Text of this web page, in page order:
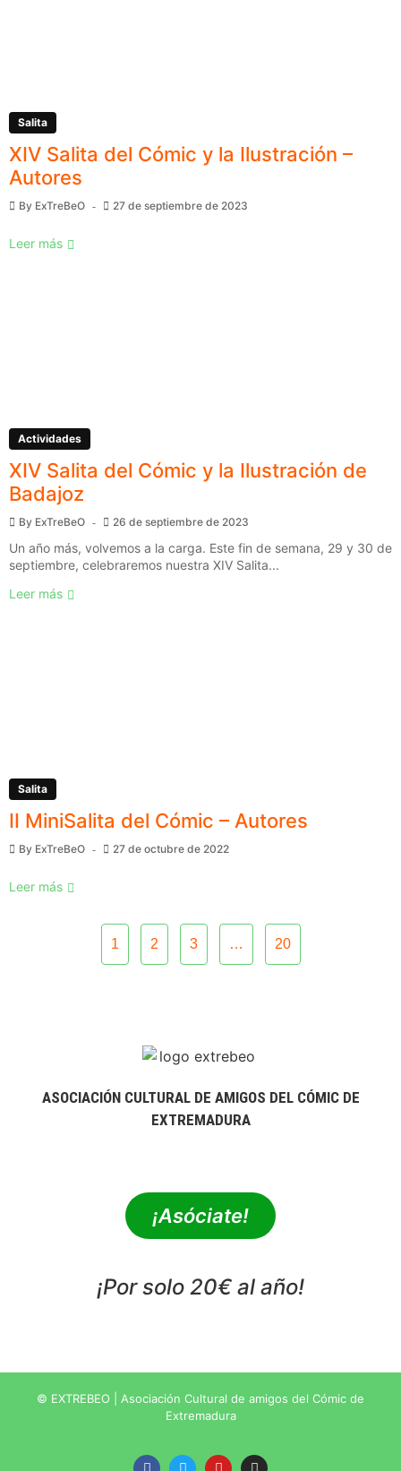
Salita
XIV Salita del Cómic y la Ilustración –
Autores
By ExTreBeO 27 de septiembre de 2023
Leer más
Actividades
XIV Salita del Cómic y la Ilustración de
Badajoz
By ExTreBeO 26 de septiembre de 2023
Un año más, volvemos a la carga. Este fin de semana, 29 y 30 de
septiembre, celebraremos nuestra XIV Salita...
Leer más
Salita
II MiniSalita del Cómic – Autores
By ExTreBeO 27 de octubre de 2022
Leer más
1 2 3 … 20
ASOCIACIÓN CULTURAL DE AMIGOS DEL CÓMIC DE
EXTREMADURA
¡Asóciate!
¡Por solo 20€ al año!
© EXTREBEO | Asociación Cultural de amigos del Cómic de
Extremadura